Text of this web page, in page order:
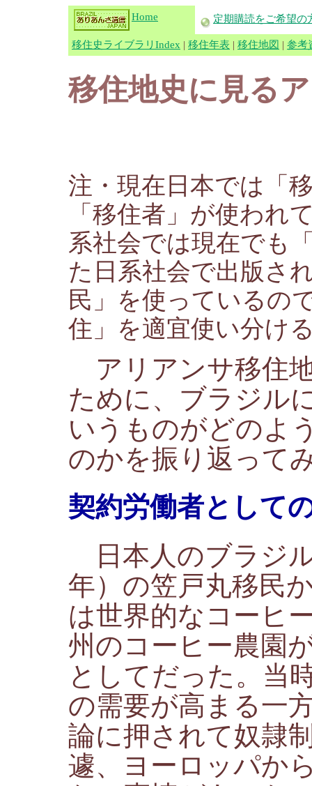
Home 定期購読をご希望の
移住史ライブラリIndex | 移住年表 | 移住地図 | 参考
移住地史に見る
注・現在日本では「
「移住者」が使われ
系社会では現在でも
た日系社会で出版さ
民」を使っているの
住」を適宜使い分け
アリアンサ移住
ために、ブラジル
いうものがどのよ
のかを振り返って
契約労働者として
日本人のブラジ
年）の笠戸丸移民
は世界的なコーヒ
州のコーヒー農園
としてだった。当
の需要が高まる一
論に押されて奴隷
遽、ヨーロッパか